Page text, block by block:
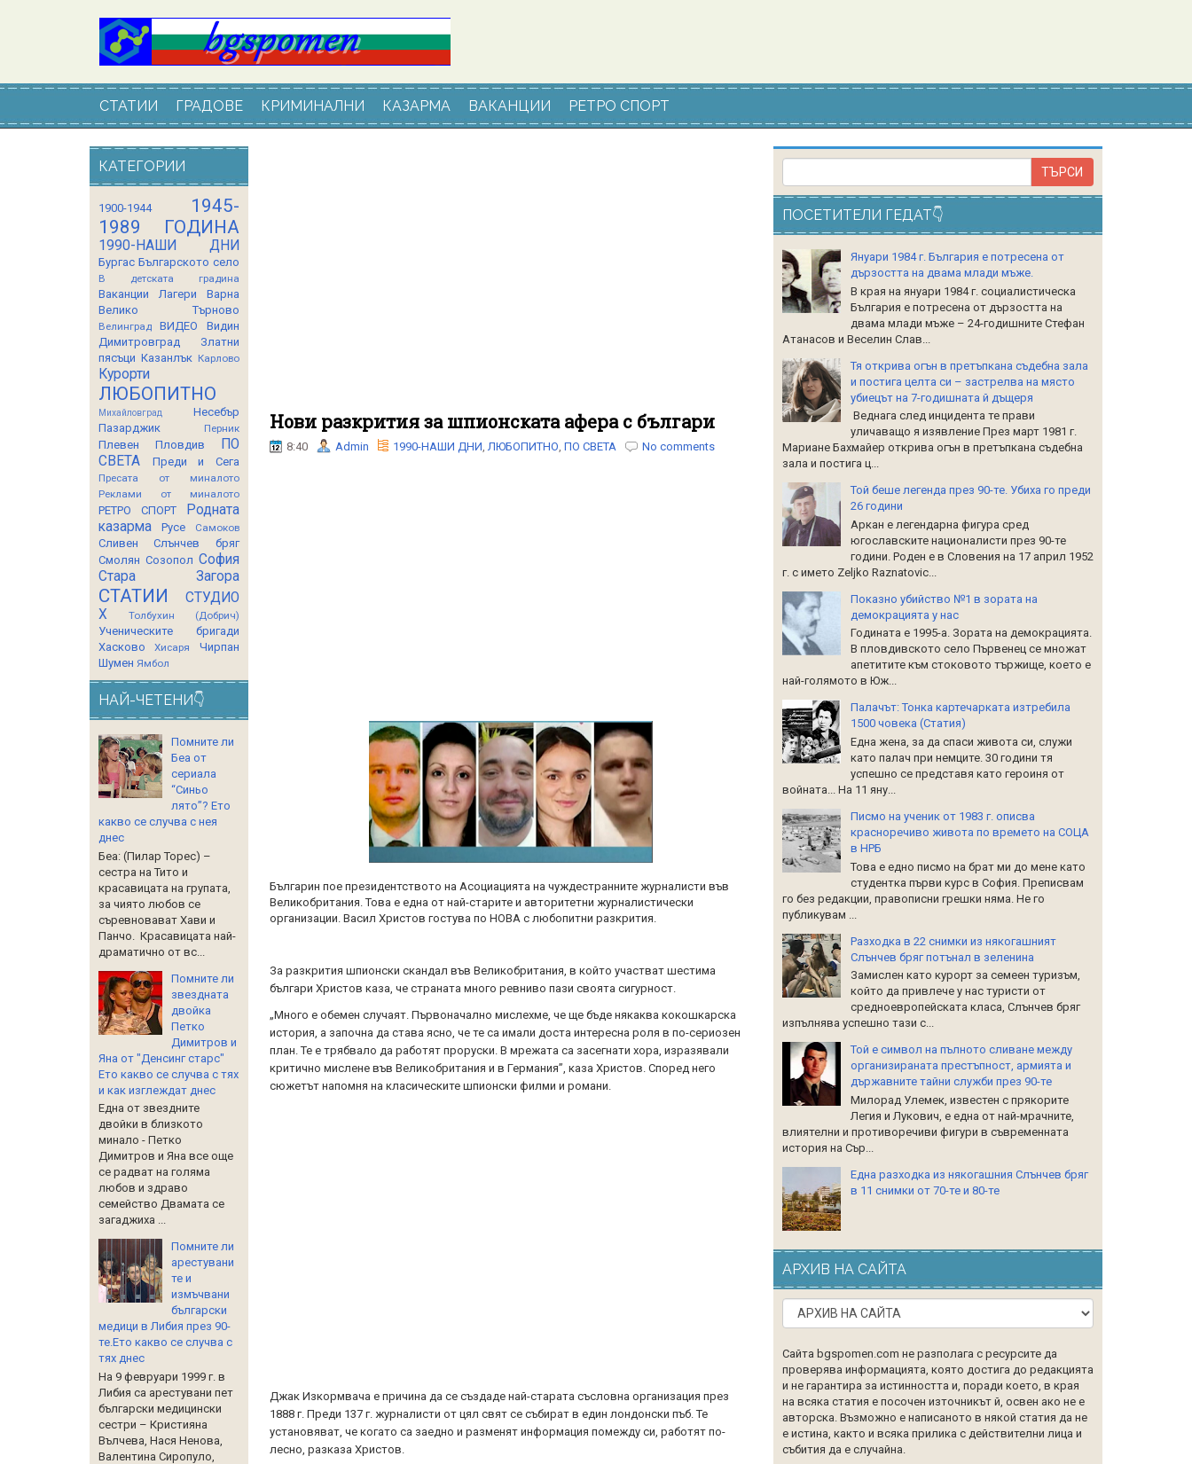
СТАТИИ ГРАДОВЕ КРИМИНАЛНИ КАЗАРМА ВАКАНЦИИ РЕТРО СПОРТ
Нови разкрития за шпионската афера с българи
8:40 Admin 1990-НАШИ ДНИ,ЛЮБОПИТНО, ПО СВЕТА No comments
Българин пое президентството на Асоциацията на чуждестранните журналисти във
Великобритания. Това е една от най-старите и авторитетни журналистически
организации. Васил Христов гостува по НОВА с любопитни разкрития.
За разкрития шпионски скандал във Великобритания, в който участват шестима
българи Христов каза, че страната много ревниво пази своята сигурност.
„Много е обемен случаят. Първоначално мислехме, че ще бъде някаква кокошкарска
история, а започна да става ясно, че те са имали доста интересна роля в по-сериозен
план. Те е трябвало да работят проруски. В мрежата са засегнати хора, изразявали
критично мислене във Великобритания и в Германия”, каза Христов. Според него
сюжетът напомня на класическите шпионски филми и романи.
Джак Изкормвача е причина да се създаде най-старата съсловна организация през
1888 г. Преди 137 г. журналисти от цял свят се събират в един лондонски пъб. Те
установяват, че когато са заедно и разменят информация помежду си, работят по-
лесно, разказа Христов.
КАТЕГОРИИ
1900-1944
1945-
1989 ГОДИНА
1990-НАШИ ДНИ
Бургас Българското село
В детската градина
Ваканции Лагери
Варна
Велико Търново
Велинград ВИДЕО
Видин
Димитровград
Златни
пясъци Казанлък Карлово
Курорти
ЛЮБОПИТНО
Михайловград
Несебър
Пазарджик
Перник
Плевен Пловдив
ПО
СВЕТА
Преди и Сега
Пресата от миналото
Реклами от миналото
РЕТРО СПОРТ
Родната
казарма
Русе Самоков
Сливен
Слънчев бряг
Смолян Созопол София
Стара Загора
СТАТИИ
СТУДИО
Х
Толбухин (Добрич)
Ученическите бригади
Хасково
Хисаря
Чирпан
Шумен Ямбол
НАЙ-ЧЕТЕНИ👇
Помните ли
Беа от
сериала
“Синьо
лято”? Ето
какво се случва с нея
днес
Беа: (Пилар Торес) –
сестра на Тито и
красавицата на групата,
за чиято любов се
съревновават Хави и
Панчо. Красавицата най-
драматично от вс...
Помните ли
звездната
двойка
Петко
Димитров и
Яна от "Денсинг старс"
Ето какво се случва с тях
и как изглеждат днес
Една от звездните
двойки в близкото
минало - Петко
Димитров и Яна все още
се радват на голяма
любов и здраво
семейство Двамата се
загаджиха ...
Помните ли
арестувани
те и
измъчвани
български
медици в Либия през 90-
те.Ето какво се случва с
тях днес
На 9 февруари 1999 г. в
Либия са арестувани пет
български медицински
сестри – Кристияна
Вълчева, Нася Ненова,
Валентина Сиропуло,
ПОСЕТИТЕЛИ ГЕДАТ👇
Януари 1984 г. България е потресена от
дързостта на двама млади мъже.
В края на януари 1984 г. социалистическа
България е потресена от дързостта на
двама млади мъже – 24-годишните Стефан
Атанасов и Веселин Слав...
Тя открива огън в претъпкана съдебна зала
и постига целта си – застрелва на място
убиецът на 7-годишната й дъщеря
Веднага след инцидента те прави
уличаващо я изявление През март 1981 г.
Мариане Бахмайер открива огън в претъпкана съдебна
зала и постига ц...
Той беше легенда през 90-те. Убиха го преди
26 години
Аркан е легендарна фигура сред
югославските националисти през 90-те
години. Роден е в Словения на 17 април 1952
г. с името Zeljko Raznatoviс...
Показно убийство №1 в зората на
демокрацията у нас
Годината е 1995-а. Зората на демокрацията.
В пловдивското село Първенец се множат
апетитите към стоковото тържище, което е
най-голямото в Юж...
Палачът: Тонка картечарката изтребила
1500 човека (Статия)
Една жена, за да спаси живота си, служи
като палач при немците. 30 години тя
успешно се представя като героиня от
войната... На 11 яну...
Писмо на ученик от 1983 г. описва
красноречиво живота по времето на СОЦА
в НРБ
Това е едно писмо на брат ми до мене като
студентка първи курс в София. Преписвам
го без редакции, правописни грешки няма. Не го
публикувам ...
Разходка в 22 снимки из някогашният
Слънчев бряг потънал в зеленина
Замислен като курорт за семеен туризъм,
който да привлече у нас туристи от
средноевропейската класа, Слънчев бряг
изпълнява успешно тази с...
Той е символ на пълното сливане между
организираната престъпност, армията и
държавните тайни служби през 90-те
Милорад Улемек, известен с прякорите
Легия и Лукович, е една от най-мрачните,
влиятелни и противоречиви фигури в съвременната
история на Сър...
Една разходка из някогашния Слънчев бряг
в 11 снимки от 70-те и 80-те
АРХИВ НА САЙТА
Сайта bgspomen.com не разполага с ресурсите да
проверява информацията, която достига до редакцията
и не гарантира за истинността и, поради което, в края
на всяка статия е посочен източникът й, освен ако не е
авторска. Възможно е написаното в някой статия да не
е истина, както и всяка прилика с действителни лица и
събития да е случайна.